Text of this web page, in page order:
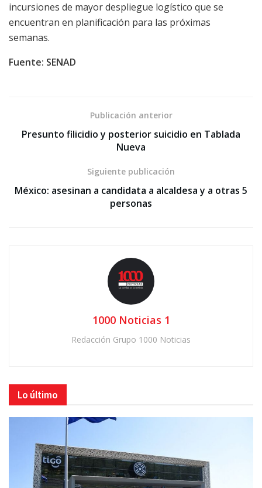
incursiones de mayor despliegue logístico que se
encuentran en planificación para las próximas
semanas.
Fuente: SENAD
Publicación anterior
Presunto filicidio y posterior suicidio en Tablada
Nueva
Siguiente publicación
México: asesinan a candidata a alcaldesa y a otras 5
personas
1000 Noticias 1
Redacción Grupo 1000 Noticias
Lo último